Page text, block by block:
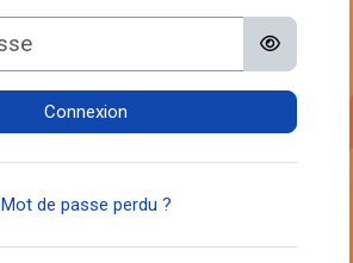
Connexion
Mot de passe perdu ?